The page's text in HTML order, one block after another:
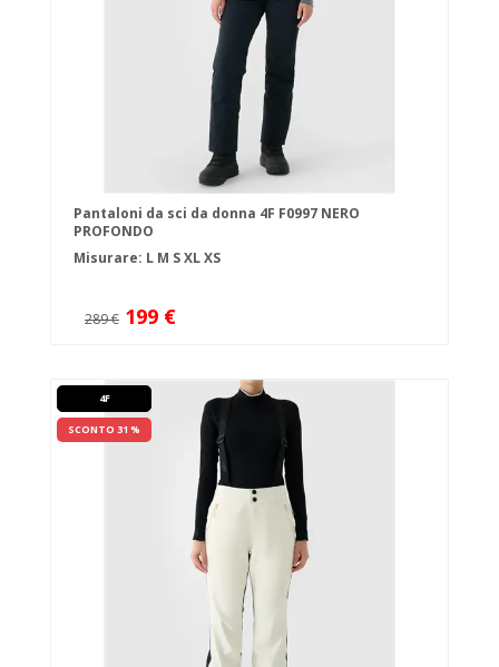
Pantaloni da sci da donna 4F F0997 NERO
PROFONDO
Misurare: L M SXLXS
289 € 199 €
4F
SCONTO 31 %